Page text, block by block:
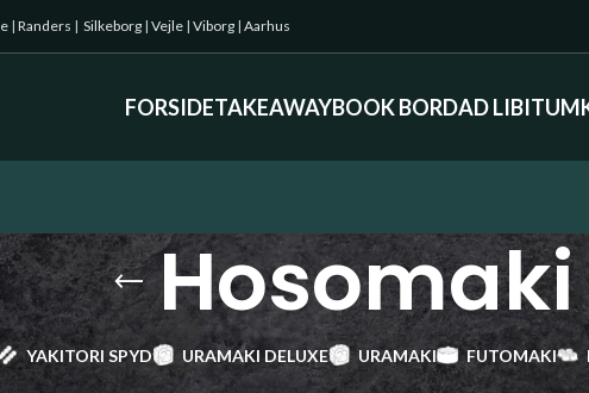
| Randers | Silkeborg | Vejle | Viborg | Aarhus
FORSIDETAKEAWAYBOOK BORDAD LIBITUM
Hosomaki
YAKITORI SPYD URAMAKI DELUXE URAMAKI FUTOMAKI